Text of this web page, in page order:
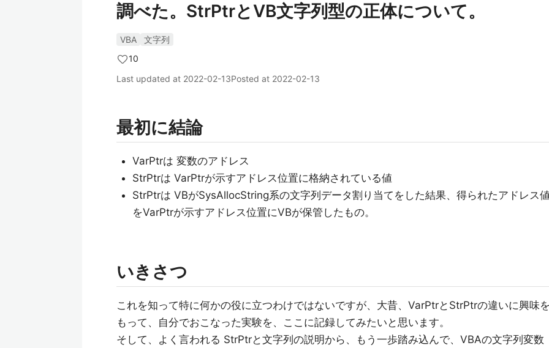
調べた。StrPtrとVB文字列型の正体について。
VBA
文字列
10
Last updated at 2022-02-13Posted at 2022-02-13
最初に結論
VarPtrは 変数のアドレス
StrPtrは VarPtrが示すアドレス位置に格納されている値
StrPtrは VBがSysAllocString系の文字列データ割り当てをした結果、得られたアドレス
をVarPtrが示すアドレス位置にVBが保管したもの。
いきさつ
これを知って特に何かの役に立つわけではないですが、大昔、VarPtrとStrPtrの違いに興味
もって、自分でおこなった実験を、ここに記録してみたいと思います。
そして、よく言われる StrPtrと文字列の説明から、もう一歩踏み込んで、VBAの文字列変数